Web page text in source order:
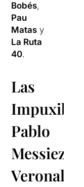
Bobés,
Pau
Matas y
La Ruta
40.
Las
Impuxibles,
Pablo
Messiez,
Veronal